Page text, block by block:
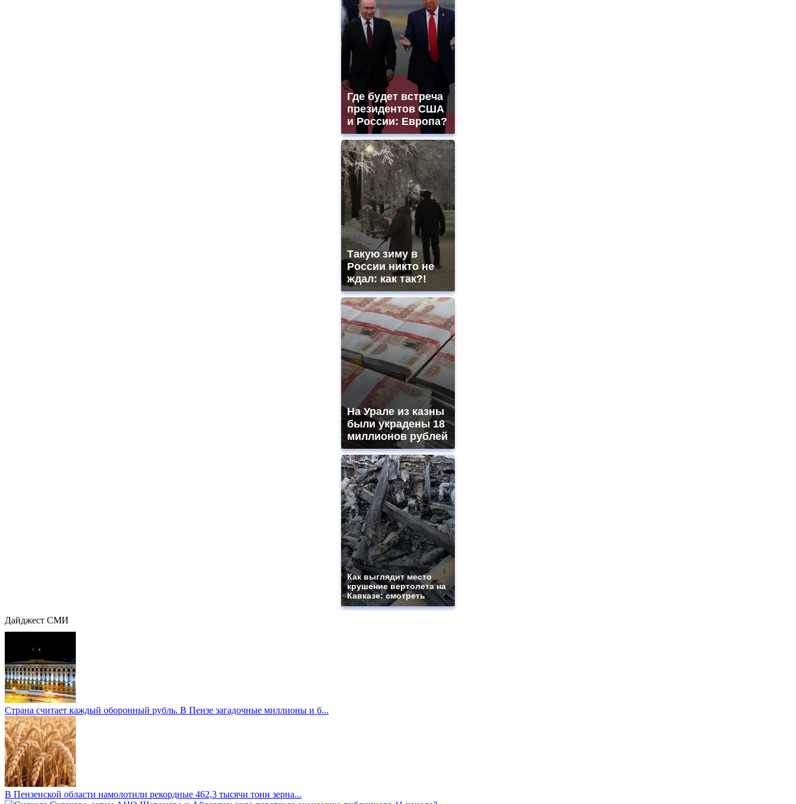
Где будет встреча
президентов США
и России: Европа?
Такую зиму в
России никто не
ждал: как так?!
На Урале из казны
были украдены 18
миллионов рублей
Как выглядит место
крушение вертолета на
Кавказе: смотреть
Дайджест СМИ
Страна считает каждый оборонный рубль. В Пензе загадочные миллионы и б...
В Пензенской области намолотили рекордные 462,3 тысячи тонн зерна...